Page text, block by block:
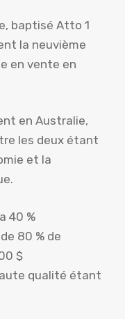
baptisé Atto 1
la neuvième
en vente en
en Australie,
les deux étant
et la
40 %
80 % de
$
qualité étant